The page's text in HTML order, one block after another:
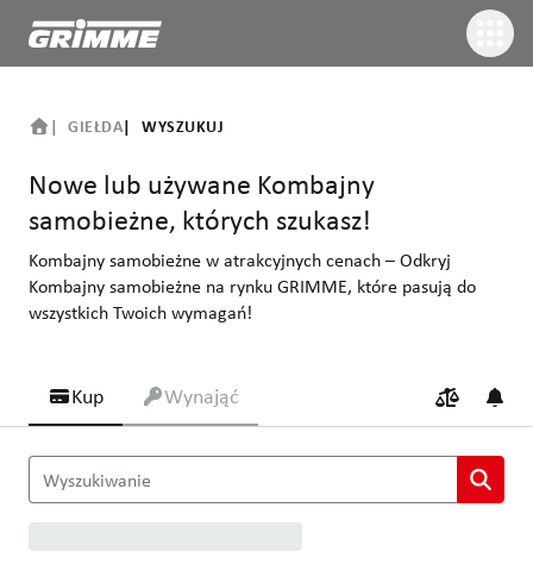
GIEŁDA WYSZUKUJ
Nowe lub używane Kombajny
samobieżne, których szukasz!
Kombajny samobieżne w atrakcyjnych cenach – Odkryj
Kombajny samobieżne na rynku GRIMME, które pasują do
wszystkich Twoich wymagań!
Kup Wynająć
Nowe lub używane Kombajny samobieżne, których szukasz!
Kombajny samobieżne w atrakcyjnych cenach – Odkryj
Wyszukiwanie